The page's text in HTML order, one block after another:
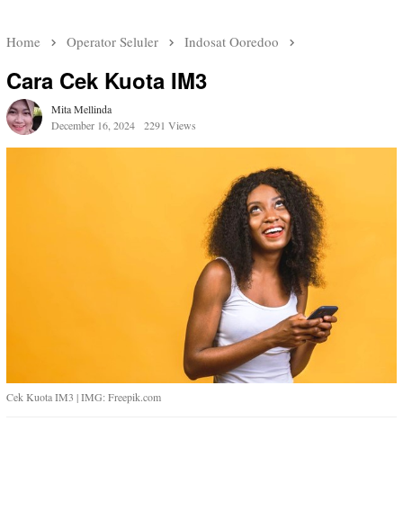
Home Operator Seluler Indosat Ooredoo
Cara Cek Kuota IM3
Mita Mellinda
December 16, 2024
2291 Views
Cek Kuota IM3 | IMG: Freepik.com